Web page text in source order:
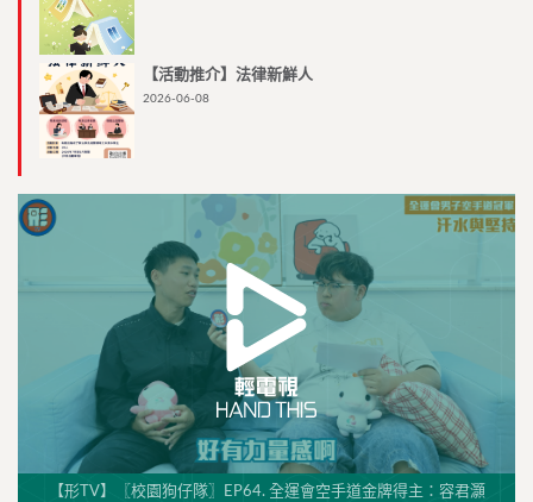
【活動推介】法律新鮮人
2026-06-08
【形TV】〖校園狗仔隊〗EP64. 全運會空手道金牌得主：容君灝